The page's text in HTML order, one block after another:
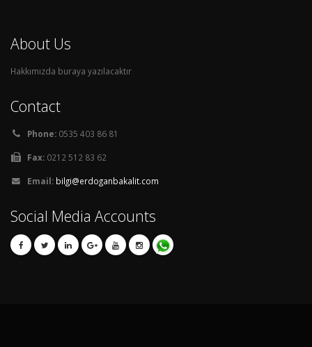
About Us
Hakkımızda buraya yazılacaktır
Contact
Phone: 0535 403 86 81
Fax: 0212 512 83 62
Email: bilgi@erdoganbakalit.com
Social Media Accounts